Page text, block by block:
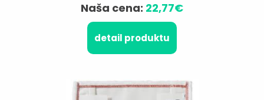
Naša cena: 22,77€
detail produktu